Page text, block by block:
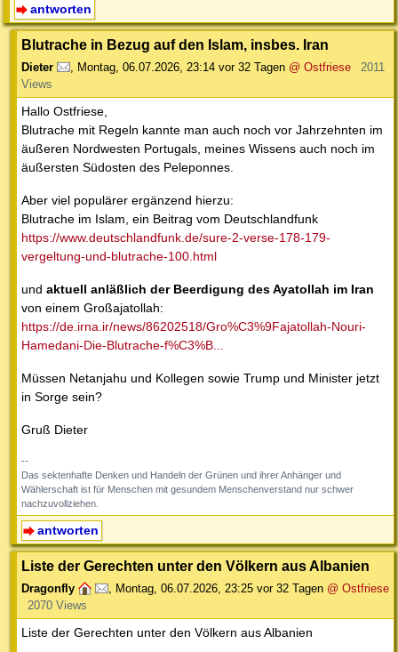
antworten
Blutrache in Bezug auf den Islam, insbes. Iran
Dieter , Montag, 06.07.2026, 23:14 vor 32 Tagen @ Ostfriese
2011
Views
Hallo Ostfriese,
Blutrache mit Regeln kannte man auch noch vor Jahrzehnten im
äußeren Nordwesten Portugals, meines Wissens auch noch im
äußersten Südosten des Peleponnes.
Aber viel populärer ergänzend hierzu:
Blutrache im Islam, ein Beitrag vom Deutschlandfunk
https://www.deutschlandfunk.de/sure-2-verse-178-179-
vergeltung-und-blutrache-100.html
und aktuell anläßlich der Beerdigung des Ayatollah im Iran
von einem Großajatollah:
https://de.irna.ir/news/86202518/Gro%C3%9Fajatollah-Nouri-
Hamedani-Die-Blutrache-f%C3%B...
Müssen Netanjahu und Kollegen sowie Trump und Minister jetzt
in Sorge sein?
Gruß Dieter
--
Das sektenhafte Denken und Handeln der Grünen und ihrer Anhänger und
Wählerschaft ist für Menschen mit gesundem Menschenverstand nur schwer
nachzuvollziehen.
antworten
Liste der Gerechten unter den Völkern aus Albanien
Dragonfly , Montag, 06.07.2026, 23:25 vor 32 Tagen @ Ostfriese
2070 Views
Liste der Gerechten unter den Völkern aus Albanien